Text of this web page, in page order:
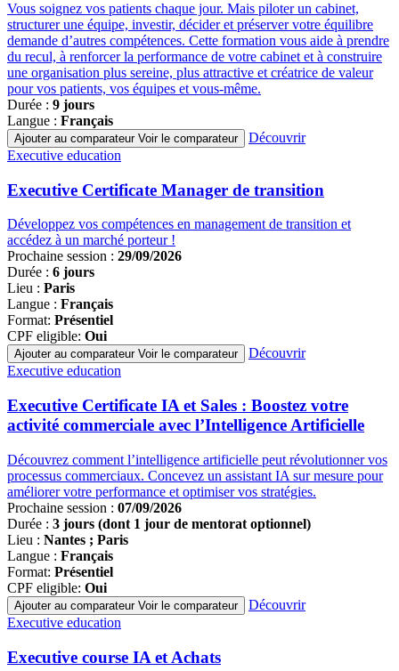
Vous soignez vos patients chaque jour. Mais piloter un cabinet,
structurer une équipe, investir, décider et préserver votre équilibre
demande d’autres compétences. Cette formation vous aide à prendre
du recul, à renforcer la performance de votre cabinet et à construire
une organisation plus sereine, plus attractive et créatrice de valeur
pour vos patients, vos équipes et vous-même.
Durée : 9 jours
Langue : Français
Ajouter au comparateur Voir le comparateur
Découvrir
Famille
programmes
Executive education
Executive Certificate Manager de transition
Développez vos compétences en management de transition et
accédez à un marché porteur !
Prochaine session : 29/09/2026
Durée : 6 jours
Lieu : Paris
Langue : Français
Format: Présentiel
CPF eligible: Oui
Ajouter au comparateur Voir le comparateur
Découvrir
Famille
programmes
Executive education
Executive Certificate IA et Sales : Boostez votre
activité commerciale avec l’Intelligence Artificielle
Découvrez comment l’intelligence artificielle peut révolutionner vos
processus commerciaux. Concevez un assistant IA sur mesure pour
améliorer votre performance et optimiser vos stratégies.
Prochaine session : 07/09/2026
Durée : 3 jours (dont 1 jour de mentorat optionnel)
Lieu : Nantes ; Paris
Langue : Français
Format: Présentiel
CPF eligible: Oui
Ajouter au comparateur Voir le comparateur
Découvrir
Famille
programmes
Executive education
Executive course IA et Achats